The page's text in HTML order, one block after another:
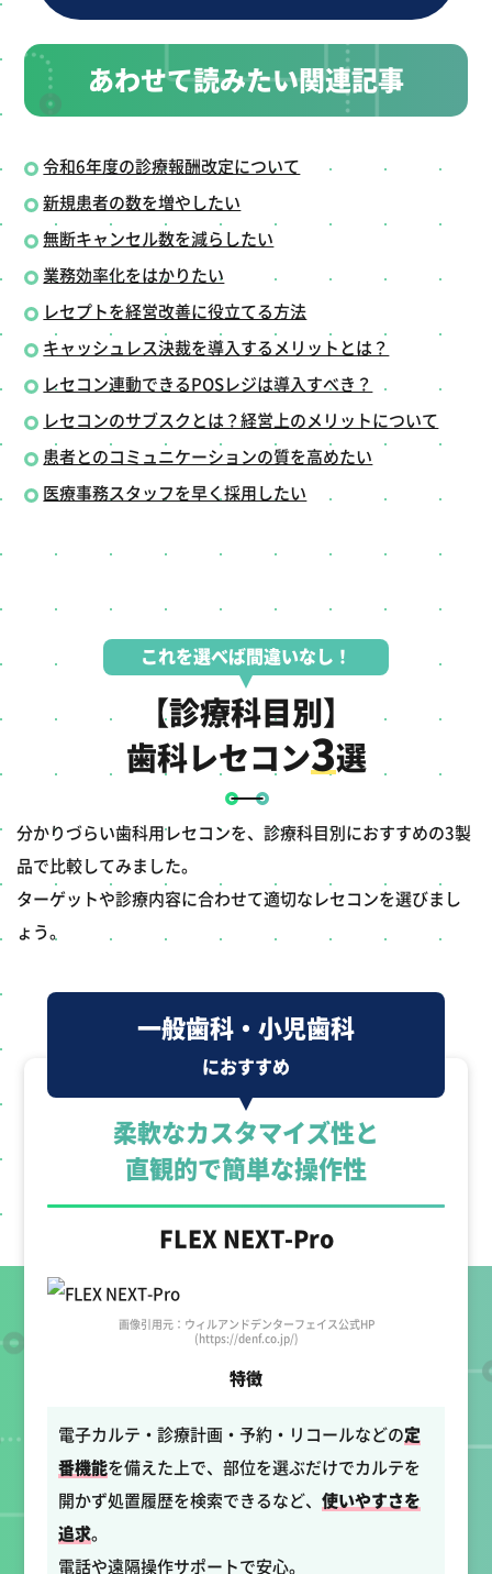
あわせて読みたい関連記事
令和6年度の診療報酬改定について
新規患者の数を増やしたい
無断キャンセル数を減らしたい
業務効率化をはかりたい
レセプトを経営改善に役立てる方法
キャッシュレス決裁を導入するメリットとは？
レセコン連動できるPOSレジは導入すべき？
レセコンのサブスクとは？経営上のメリットについて
患者とのコミュニケーションの質を高めたい
医療事務スタッフを早く採用したい
これを選べば間違いなし！
【診療科目別】
歯科レセコン3選
分かりづらい歯科用レセコンを、診療科目別におすすめの3製
品で比較してみました。
ターゲットや診療内容に合わせて適切なレセコンを選びまし
ょう。
一般歯科・小児歯科
におすすめ
柔軟なカスタマイズ性と
直観的で簡単な操作性
FLEX NEXT-Pro
画像引用元：ウィルアンドデンターフェイス公式HP
(https://denf.co.jp/)
特徴
電子カルテ・診療計画・予約・リコールなどの定
番機能を備えた上で、部位を選ぶだけでカルテを
開かず処置履歴を検索できるなど、 使いやすさを
追求。
電話や遠隔操作サポートで安心。